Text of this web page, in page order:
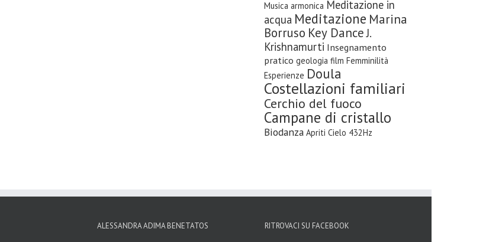
Musica armonica Meditazione in
acqua Meditazione Marina
Borruso Key Dance J.
Krishnamurti Insegnamento
pratico geologia film Femminilità
Esperienze Doula
Costellazioni familiari
Cerchio del fuoco
Campane di cristallo
Biodanza Apriti Cielo 432Hz
ALESSANDRA ADIMA BENETATOS RITROVACI SU FACEBOOK